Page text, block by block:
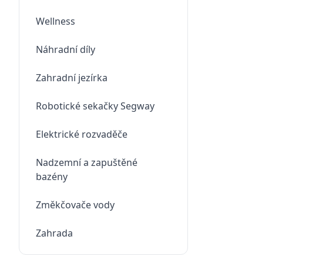
Wellness
Náhradní díly
Zahradní jezírka
Robotické sekačky Segway
Elektrické rozvaděče
Nadzemní a zapuštěné
bazény
Změkčovače vody
Zahrada